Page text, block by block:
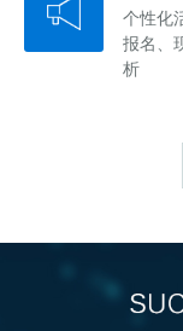
个性化
报名、
析